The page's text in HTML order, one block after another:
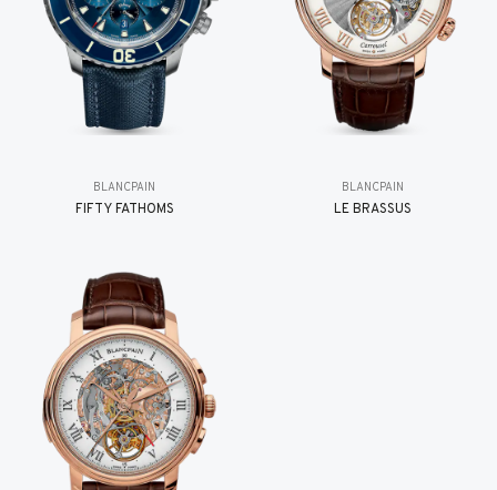
BLANCPAIN
FIFTY FATHOMS
BLANCPAIN
LE BRASSUS